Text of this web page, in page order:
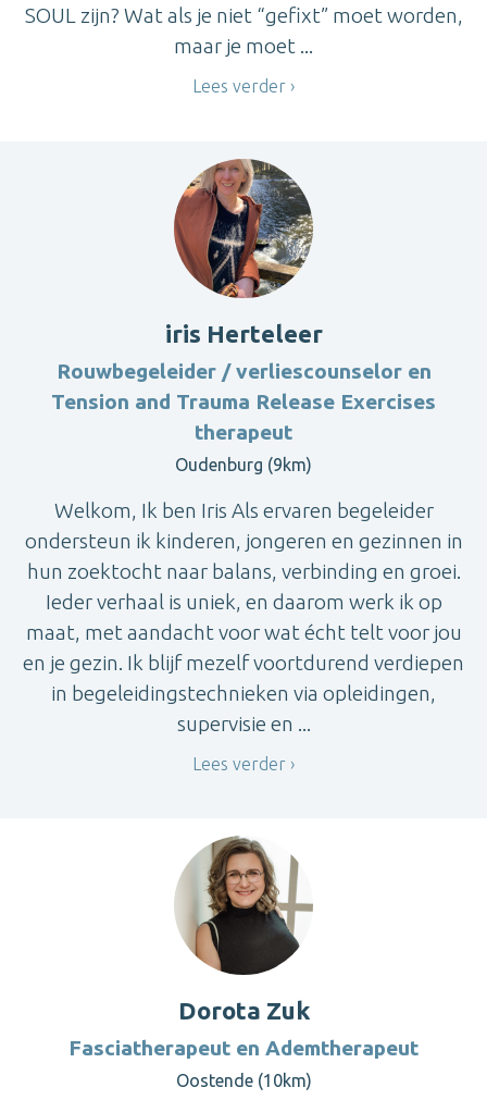
SOUL zijn? Wat als je niet “gefixt” moet worden,
maar je moet ...
Lees verder
iris Herteleer
Rouwbegeleider / verliescounselor en
Tension and Trauma Release Exercises
therapeut
Oudenburg (9km)
Welkom, Ik ben Iris Als ervaren begeleider
ondersteun ik kinderen, jongeren en gezinnen in
hun zoektocht naar balans, verbinding en groei.
Ieder verhaal is uniek, en daarom werk ik op
maat, met aandacht voor wat écht telt voor jou
en je gezin. Ik blijf mezelf voortdurend verdiepen
in begeleidingstechnieken via opleidingen,
supervisie en ...
Lees verder
Dorota Zuk
Fasciatherapeut en Ademtherapeut
Oostende (10km)